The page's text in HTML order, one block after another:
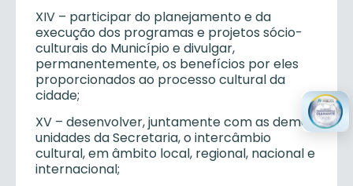
XIV – participar do planejamento e da
execução dos programas e projetos sócio-
culturais do Município e divulgar,
permanentemente, os benefícios por eles
proporcionados ao processo cultural da
cidade;
XV – desenvolver, juntamente com as demais
unidades da Secretaria, o intercâmbio
cultural, em âmbito local, regional, nacional e
internacional;